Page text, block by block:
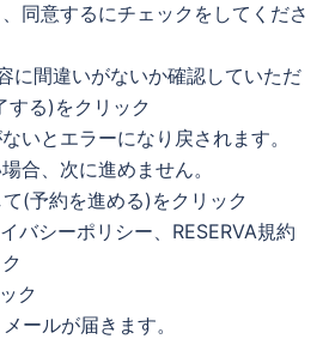
同意するにチェックをしてくださ
に間違いがないか確認していただ
する)をクリック
いとエラーになり戻されます。
合、次に進めません。
(予約を進める)をクリック
バシーポリシー、RESERVA規約
ク
ールが届きます。